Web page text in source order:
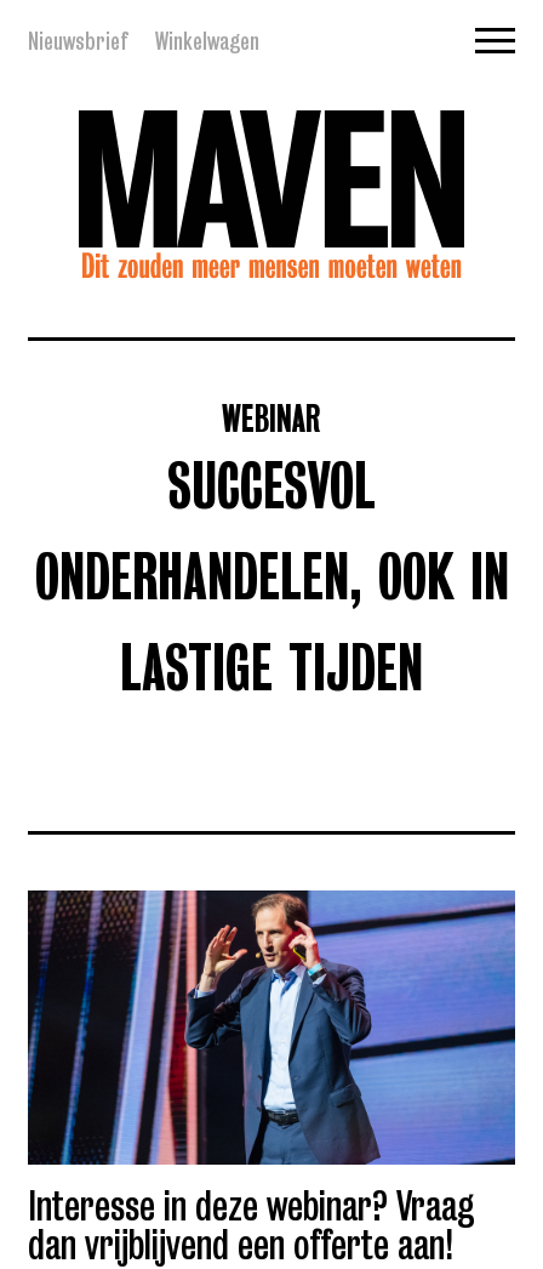
Nieuwsbrief Winkelwagen
WEBINAR
SUCCESVOL
ONDERHANDELEN, OOK IN
LASTIGE TIJDEN
Interesse in deze webinar? Vraag
dan vrijblijvend een offerte aan!